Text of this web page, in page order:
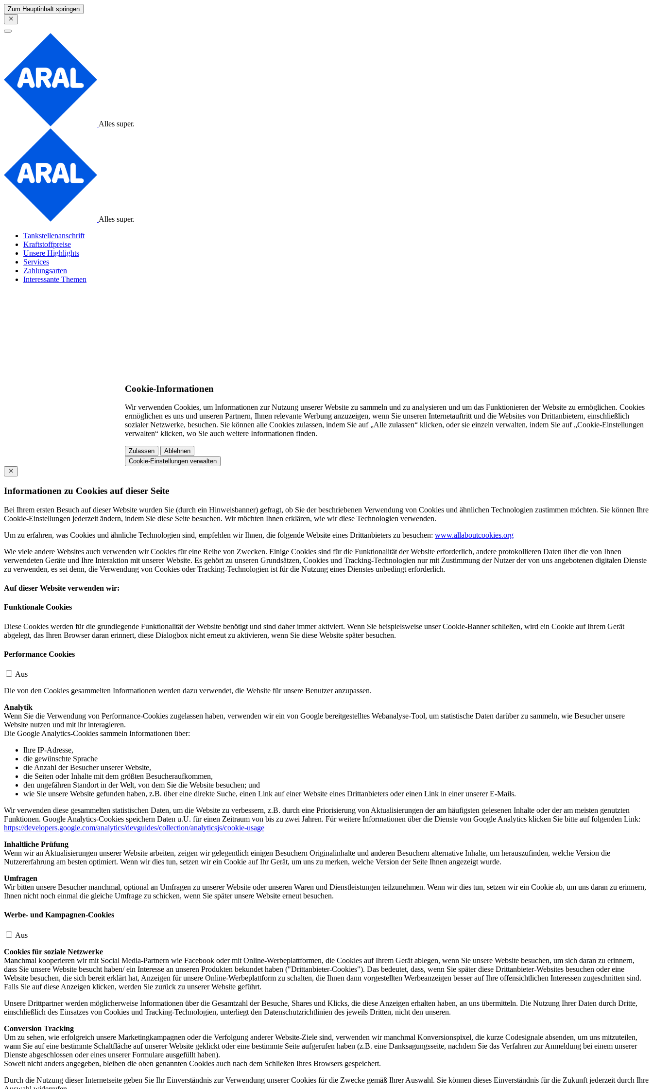
Zum Hauptinhalt springen
Alles super.
Alles super.
Tankstellenanschrift
Kraftstoffpreise
Unsere Highlights
Services
Zahlungsarten
Interessante Themen
Cookie-Informationen
Wir verwenden Cookies, um Informationen zur Nutzung unserer Website zu sammeln und zu analysieren und um das Funktionieren der Website zu ermöglichen. Cookies
ermöglichen es uns und unseren Partnern, Ihnen relevante Werbung anzuzeigen, wenn Sie unseren Internetauftritt und die Websites von Drittanbietern, einschließlich
sozialer Netzwerke, besuchen. Sie können alle Cookies zulassen, indem Sie auf „Alle zulassen“ klicken, oder sie einzeln verwalten, indem Sie auf „Cookie-Einstellungen
verwalten“ klicken, wo Sie auch weitere Informationen finden.
Zulassen
Ablehnen
Cookie-Einstellungen verwalten
Informationen zu Cookies auf dieser Seite
Bei Ihrem ersten Besuch auf dieser Website wurden Sie (durch ein Hinweisbanner) gefragt, ob Sie der beschriebenen Verwendung von Cookies und ähnlichen Technologien zustimmen möchten. Sie können Ihre
Cookie-Einstellungen jederzeit ändern, indem Sie diese Seite besuchen. Wir möchten Ihnen erklären, wie wir diese Technologien verwenden.
Um zu erfahren, was Cookies und ähnliche Technologien sind, empfehlen wir Ihnen, die folgende Website eines Drittanbieters zu besuchen: www.allaboutcookies.org
Wie viele andere Websites auch verwenden wir Cookies für eine Reihe von Zwecken. Einige Cookies sind für die Funktionalität der Website erforderlich, andere protokollieren Daten über die von Ihnen
verwendeten Geräte und Ihre Interaktion mit unserer Website. Es gehört zu unseren Grundsätzen, Cookies und Tracking-Technologien nur mit Zustimmung der Nutzer der von uns angebotenen digitalen Dienste
zu verwenden, es sei denn, die Verwendung von Cookies oder Tracking-Technologien ist für die Nutzung eines Dienstes unbedingt erforderlich.
Auf dieser Website verwenden wir:
Funktionale Cookies
Diese Cookies werden für die grundlegende Funktionalität der Website benötigt und sind daher immer aktiviert. Wenn Sie beispielsweise unser Cookie-Banner schließen, wird ein Cookie auf Ihrem Gerät
abgelegt, das Ihren Browser daran erinnert, diese Dialogbox nicht erneut zu aktivieren, wenn Sie diese Website später besuchen.
Performance Cookies
Aus
Die von den Cookies gesammelten Informationen werden dazu verwendet, die Website für unsere Benutzer anzupassen.
Analytik
Wenn Sie die Verwendung von Performance-Cookies zugelassen haben, verwenden wir ein von Google bereitgestelltes Webanalyse-Tool, um statistische Daten darüber zu sammeln, wie Besucher unsere
Website nutzen und mit ihr interagieren.
Die Google Analytics-Cookies sammeln Informationen über:
Ihre IP-Adresse,
die gewünschte Sprache
die Anzahl der Besucher unserer Website,
die Seiten oder Inhalte mit dem größten Besucheraufkommen,
den ungefähren Standort in der Welt, von dem Sie die Website besuchen; und
wie Sie unsere Website gefunden haben, z.B. über eine direkte Suche, einen Link auf einer Website eines Drittanbieters oder einen Link in einer unserer E-Mails.
Wir verwenden diese gesammelten statistischen Daten, um die Website zu verbessern, z.B. durch eine Priorisierung von Aktualisierungen der am häufigsten gelesenen Inhalte oder der am meisten genutzten
Funktionen. Google Analytics-Cookies speichern Daten u.U. für einen Zeitraum von bis zu zwei Jahren. Für weitere Informationen über die Dienste von Google Analytics klicken Sie bitte auf folgenden Link:
https://developers.google.com/analytics/devguides/collection/analyticsjs/cookie-usage
Inhaltliche Prüfung
Wenn wir an Aktualisierungen unserer Website arbeiten, zeigen wir gelegentlich einigen Besuchern Originalinhalte und anderen Besuchern alternative Inhalte, um herauszufinden, welche Version die
Nutzererfahrung am besten optimiert. Wenn wir dies tun, setzen wir ein Cookie auf Ihr Gerät, um uns zu merken, welche Version der Seite Ihnen angezeigt wurde.
Umfragen
Wir bitten unsere Besucher manchmal, optional an Umfragen zu unserer Website oder unseren Waren und Dienstleistungen teilzunehmen. Wenn wir dies tun, setzen wir ein Cookie ab, um uns daran zu erinnern,
Ihnen nicht noch einmal die gleiche Umfrage zu schicken, wenn Sie später unsere Website erneut besuchen.
Werbe- und Kampagnen-Cookies
Aus
Cookies für soziale Netzwerke
Manchmal kooperieren wir mit Social Media-Partnern wie Facebook oder mit Online-Werbeplattformen, die Cookies auf Ihrem Gerät ablegen, wenn Sie unsere Website besuchen, um sich daran zu erinnern,
dass Sie unsere Website besucht haben/ ein Interesse an unseren Produkten bekundet haben ("Drittanbieter-Cookies"). Das bedeutet, dass, wenn Sie später diese Drittanbieter-Websites besuchen oder eine
Website besuchen, die sich bereit erklärt hat, Anzeigen für unsere Online-Werbeplattform zu schalten, die Ihnen dann vorgestellten Werbeanzeigen besser auf Ihre offensichtlichen Interessen zugeschnitten sind.
Falls Sie auf diese Anzeigen klicken, werden Sie zurück zu unserer Website geführt.
Unsere Drittpartner werden möglicherweise Informationen über die Gesamtzahl der Besuche, Shares und Klicks, die diese Anzeigen erhalten haben, an uns übermitteln. Die Nutzung Ihrer Daten durch Dritte,
einschließlich des Einsatzes von Cookies und Tracking-Technologien, unterliegt den Datenschutzrichtlinien des jeweils Dritten, nicht den unseren.
Conversion Tracking
Um zu sehen, wie erfolgreich unsere Marketingkampagnen oder die Verfolgung anderer Website-Ziele sind, verwenden wir manchmal Konversionspixel, die kurze Codesignale absenden, um uns mitzuteilen,
wann Sie auf eine bestimmte Schaltfläche auf unserer Website geklickt oder eine bestimmte Seite aufgerufen haben (z.B. eine Danksagungsseite, nachdem Sie das Verfahren zur Anmeldung bei einem unserer
Dienste abgeschlossen oder eines unserer Formulare ausgefüllt haben).
Soweit nicht anders angegeben, bleiben die oben genannten Cookies auch nach dem Schließen Ihres Browsers gespeichert.
Durch die Nutzung dieser Internetseite geben Sie Ihr Einverständnis zur Verwendung unserer Cookies für die Zwecke gemäß Ihrer Auswahl. Sie können dieses Einverständnis für die Zukunft jederzeit durch Ihre